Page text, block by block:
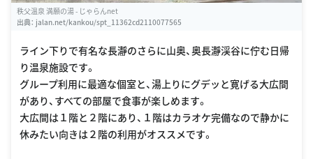
秩父温泉 満願の湯 - じゃらんnet
出典： jalan.net/kankou/spt_11362cd2110077565
ライン下りで有名な長瀞のさらに山奥、奥長瀞渓谷に佇む日帰
り温泉施設です。
グループ利用に最適な個室と、湯上りにグデッと寛げる大広間
があり、すべての部屋で食事が楽しめます。
大広間は１階と２階にあり、１階はカラオケ完備なので静かに
休みたい向きは２階の利用がオススメです。